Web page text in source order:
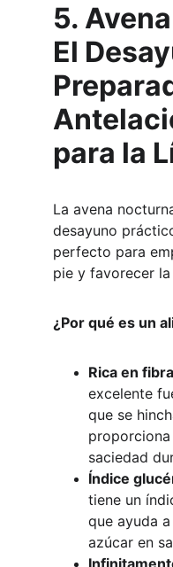
5.
El
para la
La avena
desayuno
perfecto para
pie y favorecer
¿Por qué es un
Rica en
excelente
que se
saciedad
Índice
tiene un
que ayuda
azúcar en